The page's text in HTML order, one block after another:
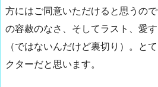
方にはご同意いただけると思うの
の容赦のなさ、そしてラスト、愛
（ではないんだけど裏切り）。と
クターだと思います。